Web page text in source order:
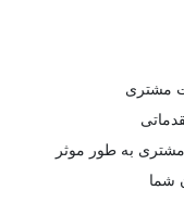
مشتری
شما